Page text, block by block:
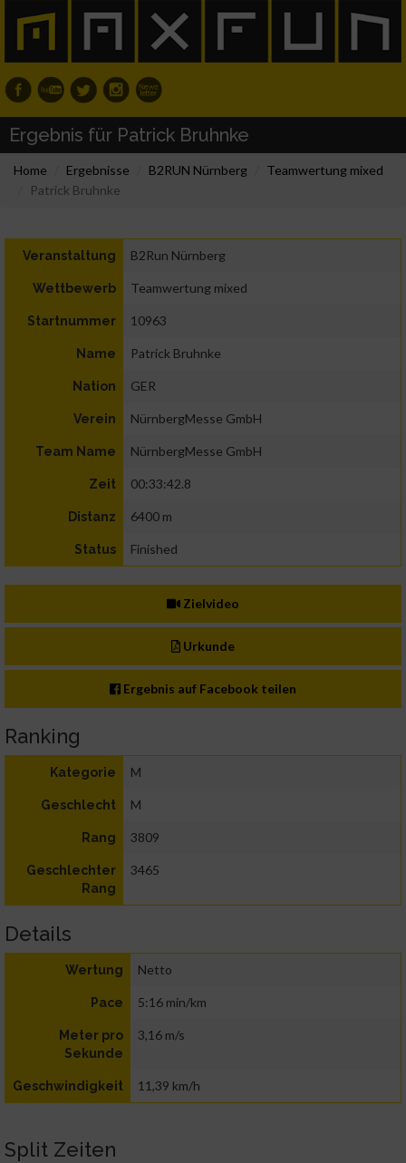
Ergebnis für Patrick Bruhnke
Home Ergebnisse B2RUN Nürnberg
Teamwertung mixed
Patrick Bruhnke
Veranstaltung B2Run Nürnberg
Wettbewerb Teamwertung mixed
Startnummer 10963
Name Patrick Bruhnke
Nation GER
Verein NürnbergMesse GmbH
Team Name NürnbergMesse GmbH
Zeit 00:33:42.8
Distanz 6400 m
Status Finished
Zielvideo
Urkunde
Ergebnis auf Facebook teilen
Ranking
Kategorie M
Geschlecht M
Rang 3809
Geschlechter
Rang
3465
Details
Wertung Netto
Pace 5:16 min/km
Meter pro
Sekunde
3,16 m/s
Geschwindigkeit 11,39 km/h
Split Zeiten